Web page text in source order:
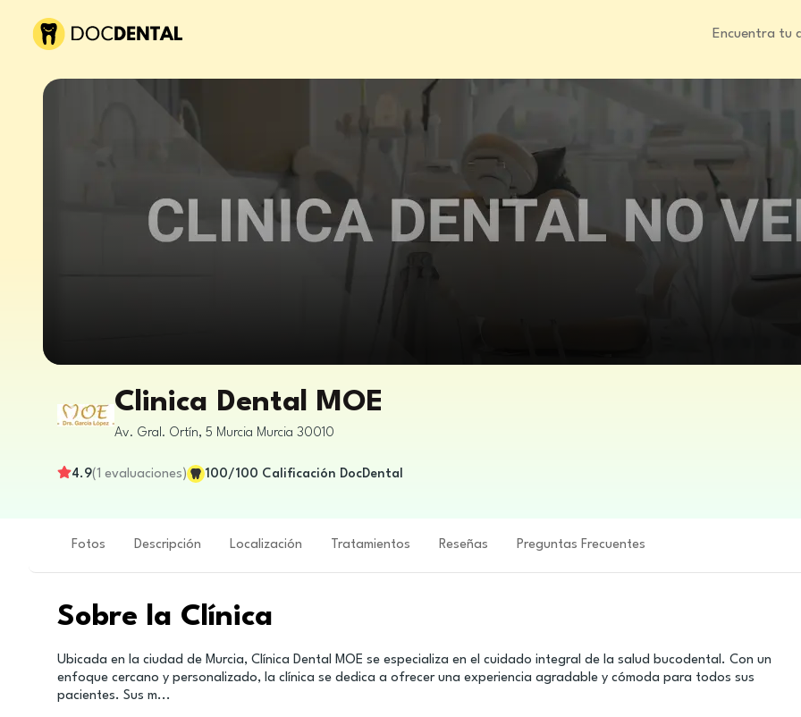
Encuentra tu
Clinica Dental MOE
Av. Gral. Ortín, 5 Murcia Murcia 30010
4.9(1 evaluaciones) 100/100 Calificación DocDental
Fotos Descripción Localización Tratamientos Reseñas Preguntas Frecuentes
Sobre la Clínica
Ubicada en la ciudad de Murcia, Clínica Dental MOE se especializa en el cuidado integral de la salud bucodental. Con un
enfoque cercano y personalizado, la clínica se dedica a ofrecer una experiencia agradable y cómoda para todos sus
pacientes. Sus m...